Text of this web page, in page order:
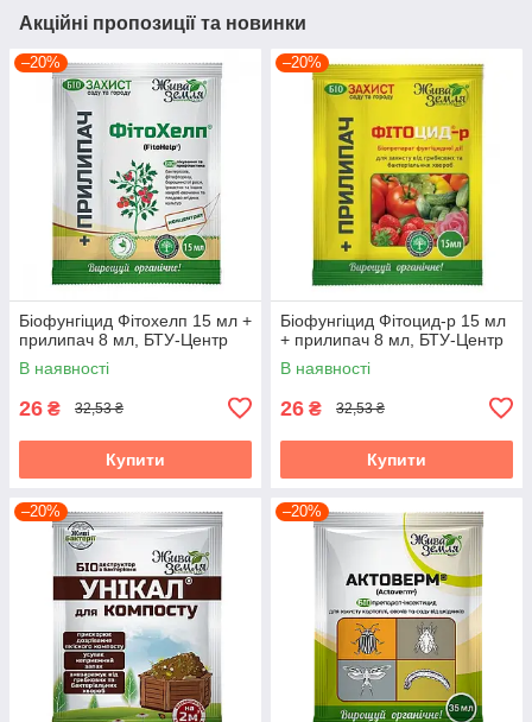
Акційні пропозиції та новинки
–20%
Біофунгіцид Фітохелп 15 мл +
прилипач 8 мл, БТУ-Центр
В наявності
26 ₴ 32,53 ₴
Купити
–20%
Біофунгіцид Фітоцид-р 15 мл
+ прилипач 8 мл, БТУ-Центр
В наявності
26 ₴ 32,53 ₴
Купити
–20% –20%